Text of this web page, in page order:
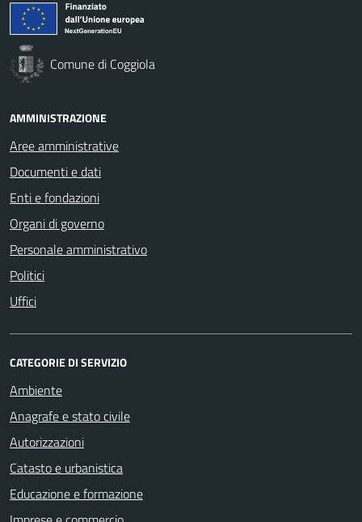
Comune di Coggiola
AMMINISTRAZIONE
Aree amministrative
Documenti e dati
Enti e fondazioni
Organi di governo
Personale amministrativo
Politici
Uffici
CATEGORIE DI SERVIZIO
Ambiente
Anagrafe e stato civile
Autorizzazioni
Catasto e urbanistica
Educazione e formazione